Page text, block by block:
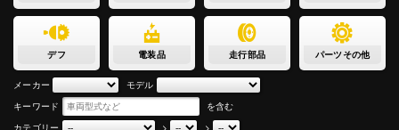
デフ 電装品 走行部品 パーツその他
メーカー
モデル
キーワード
を含む
カテゴリー
> >